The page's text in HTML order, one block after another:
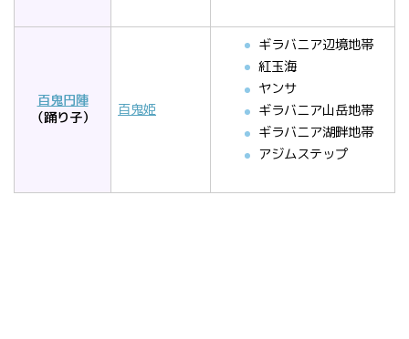
百鬼円陣
（踊り子）
百鬼姫
ギラバニア辺境地帯
紅玉海
ヤンサ
ギラバニア山岳地帯
ギラバニア湖畔地帯
アジムステップ